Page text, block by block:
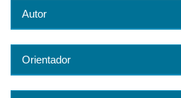
Autor
Orientador